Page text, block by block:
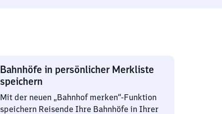
Bahnhöfe in persönlicher Merkliste
speichern
Mit der neuen „Bahnhof merken“-Funktion
speichern Reisende Ihre Bahnhöfe in Ihrer